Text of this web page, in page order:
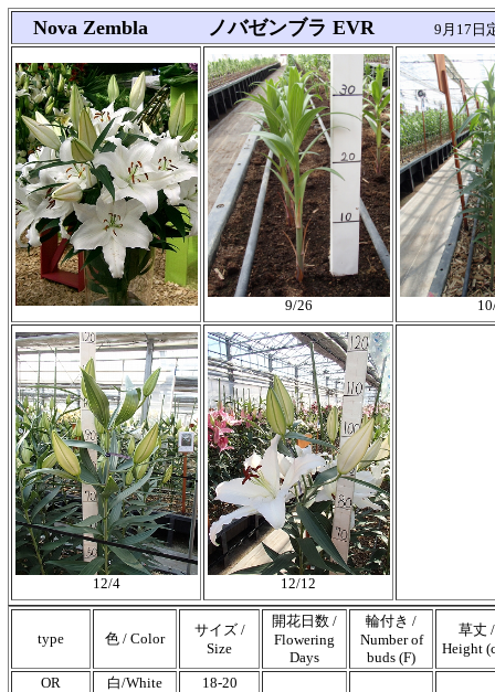
Nova Zembla ノバゼンブラ EVR 9月17日
9/26
12/4 12/12
type 色 / Color
サイズ /
Size
開花日数 /
Flowering
Days
輪付き /
Number of
buds (F)
草丈 /
Height
OR 白/White 18-20